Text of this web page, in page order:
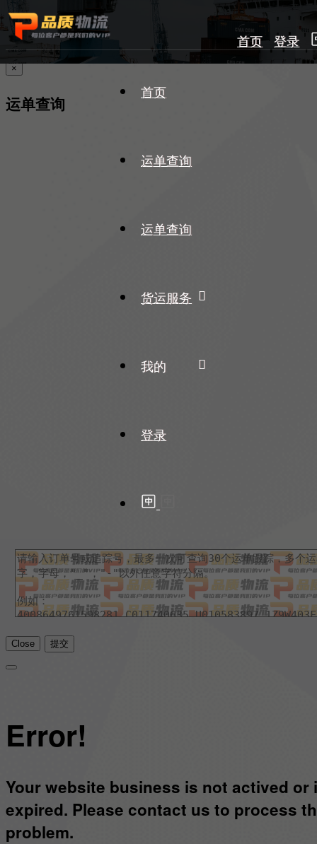
首页 登录
首页
运单查询
运单查询
货运服务
我的
登录
×
运单查询
Close 提交
Error!
Your website business is not actived or
expired. Please contact us to process
problem.